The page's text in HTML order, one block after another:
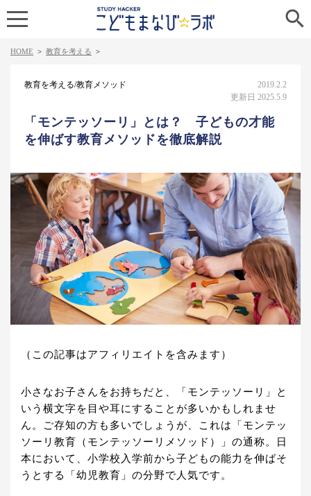

HOME > 教育を考える >
教育を考える/教育メソッド
2019.2.2
更新日 2025.5.9
「モンテッソーリ」とは？ 子どもの才能
を伸ばす教育メソッドを徹底解説
（この記事はアフィリエイトを含みます）
小さなお子さんをお持ちだと、「モンテッソーリ」と
いう横文字を目や耳にすることが多いかもしれませ
ん。ご存知の方も多いでしょうが、これは「モンテッ
ソーリ教育（モンテッソーリメソッド）」の通称。日
本において、小学校入学前から子どもの能力を伸ばそ
うとする「幼児教育」の分野で人気です。